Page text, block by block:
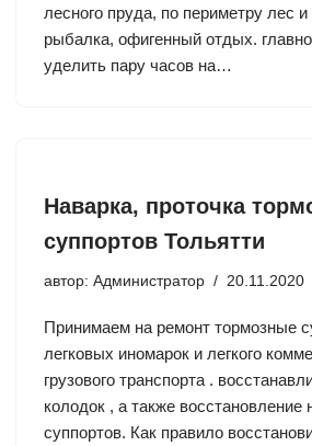
лесного пруда, по периметру лес
рыбалка, офигенный отдых.
уделить пару часов на…
Наварка, проточка
суппортов Тольятти
автор: Администратор 20.11.2020
Принимаем на ремонт тормозные
легковых иномарок и легкого
грузового транспорта .
колодок , а также
суппортов. Как правило